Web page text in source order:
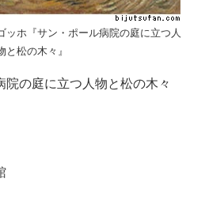
ッホ『サン・ポール病院の庭に立つ人
と松の木々』
の庭に立つ人物と松の木々